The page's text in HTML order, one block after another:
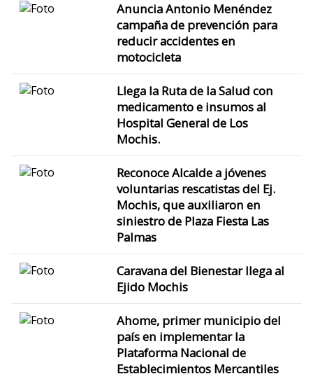
Anuncia Antonio Menéndez
campaña de prevención para
reducir accidentes en
motocicleta
Llega la Ruta de la Salud con
medicamento e insumos al
Hospital General de Los
Mochis.
Reconoce Alcalde a jóvenes
voluntarias rescatistas del Ej.
Mochis, que auxiliaron en
siniestro de Plaza Fiesta Las
Palmas
Caravana del Bienestar llega al
Ejido Mochis
Ahome, primer municipio del
país en implementar la
Plataforma Nacional de
Establecimientos Mercantiles